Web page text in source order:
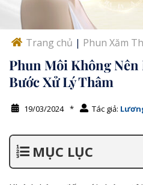
Trang chủ | Phun Xăm
Phun Môi Không Nên
Bước Xử Lý Thâm
19/03/2024 * Tác giả:
MỤC LỤC